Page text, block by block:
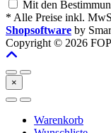
Mit den
* Alle Preise inkl.
Shopsoftware by
Copyright © 2026
×
Warenkorb